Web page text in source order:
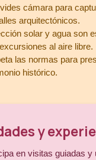
cámara para
arquitectónicos.
solar y agua son
al aire libre.
las normas para
histórico.
y
en visitas guiadas y